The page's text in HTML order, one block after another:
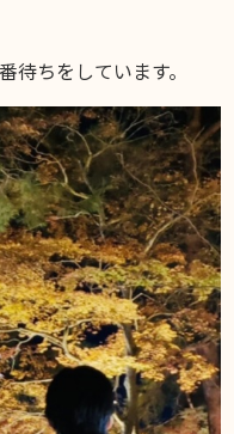
待ちをしています。